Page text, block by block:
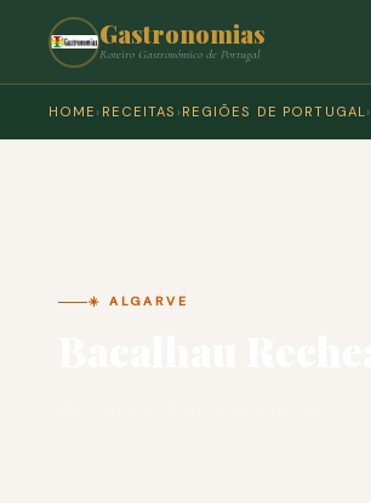
Gastronomias
Roteiro Gastronómico de Portugal
HOME › RECEITAS › REGIÕES DE PORTUGAL›
☀️ ALGARVE